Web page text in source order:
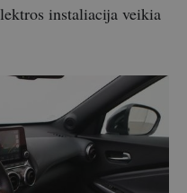
instaliacija veikia